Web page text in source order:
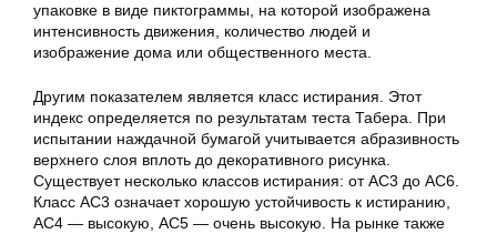
упаковке в виде пиктограммы, на которой изображена
интенсивность движения, количество людей и
изображение дома или общественного места.
Другим показателем является класс истирания. Этот
индекс определяется по результатам теста Табера. При
испытании наждачной бумагой учитывается абразивность
верхнего слоя вплоть до декоративного рисунка
Существует несколько классов истирания: от AC3 до AC6.
Класс AC3 означает хорошую устойчивость к истиранию,
AC4 — высокую, AC5 — очень высокую. На рынке также